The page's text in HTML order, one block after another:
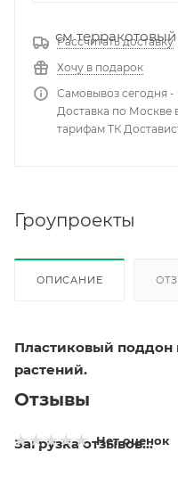
Рассчитать доставку
Хочу в подарок
Самовывоз сегодня -
Доставка по Москве
тарифам ТК
Гроупроекты
ОПИСАНИЕ
Пластиковый
растений.
Отзывы
Нет оценок
Загрузка отзывов...